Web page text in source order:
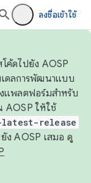
ลงชื่อเข้าใช้
ค้ดไปยัง AOSP
ดลการพัฒนาแบบ
แพลตฟอร์มสำหรับ
AOSP ให้ใช้
latest-release
ง AOSP เสมอ ดู